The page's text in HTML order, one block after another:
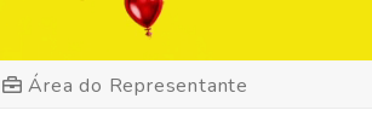
Área do Representante